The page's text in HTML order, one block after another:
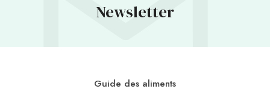
Newsletter
Guide des aliments